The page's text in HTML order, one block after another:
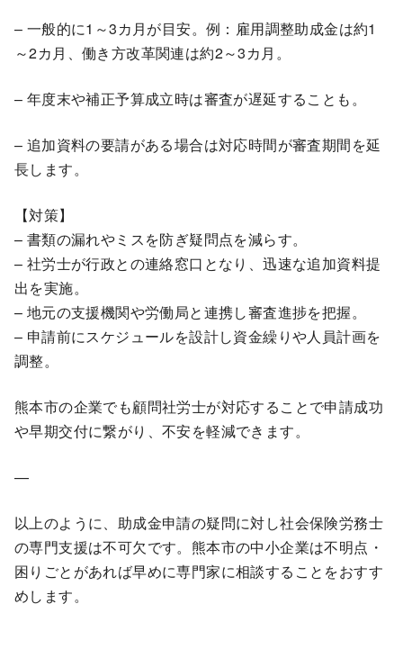
– 一般的に1～3カ月が目安。例：雇用調整助成金は約1
～2カ月、働き方改革関連は約2～3カ月。
– 年度末や補正予算成立時は審査が遅延することも。
– 追加資料の要請がある場合は対応時間が審査期間を延
長します。
【対策】
– 書類の漏れやミスを防ぎ疑問点を減らす。
– 社労士が行政との連絡窓口となり、迅速な追加資料提
出を実施。
– 地元の支援機関や労働局と連携し審査進捗を把握。
– 申請前にスケジュールを設計し資金繰りや人員計画を
調整。
熊本市の企業でも顧問社労士が対応することで申請成功
や早期交付に繋がり、不安を軽減できます。
—
以上のように、助成金申請の疑問に対し社会保険労務士
の専門支援は不可欠です。熊本市の中小企業は不明点・
困りごとがあれば早めに専門家に相談することをおすす
めします。